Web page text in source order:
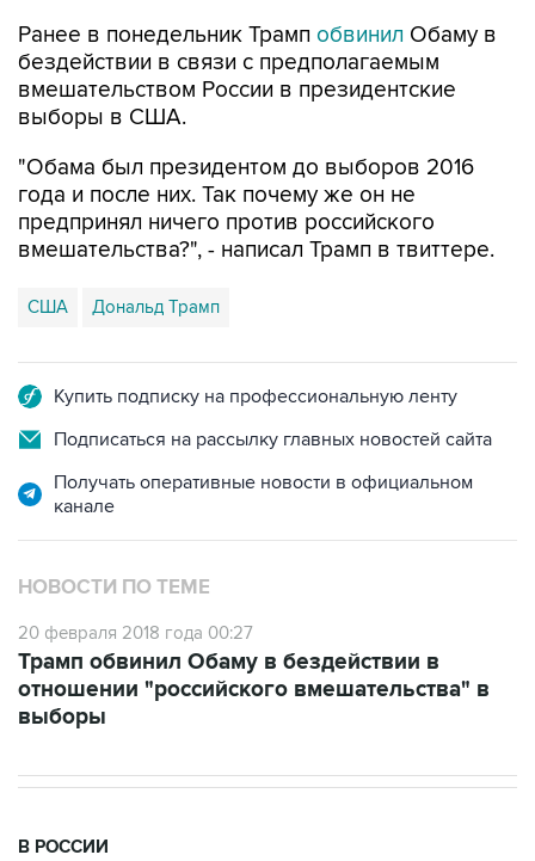
Ранее в понедельник Трамп обвинил Обаму в
бездействии в связи с предполагаемым
вмешательством России в президентские
выборы в США.
"Обама был президентом до выборов 2016
года и после них. Так почему же он не
предпринял ничего против российского
вмешательства?", - написал Трамп в твиттере.
США Дональд Трамп
Купить подписку на профессиональную ленту
Подписаться на рассылку главных новостей сайта
Получать оперативные новости в официальном
канале
НОВОСТИ ПО ТЕМЕ
20 февраля 2018 года 00:27
Трамп обвинил Обаму в бездействии в
отношении "российского вмешательства" в
выборы
В РОССИИ